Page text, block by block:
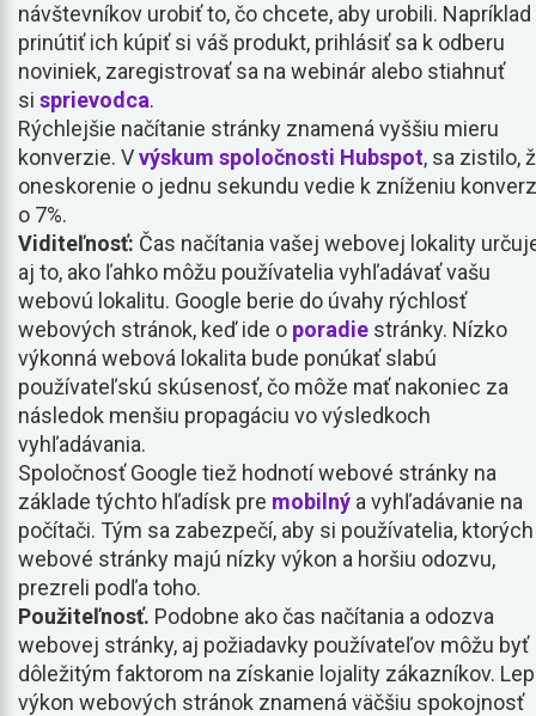
návštevníkov urobiť to, čo chcete, aby urobili. Napríklad
prinútiť ich kúpiť si váš produkt, prihlásiť sa k odberu
noviniek, zaregistrovať sa na webinár alebo stiahnuť
si sprievodca.
Rýchlejšie načítanie stránky znamená vyššiu mieru
konverzie. Vvýskum spoločnosti Hubspot, sa zistilo,
oneskorenie o jednu sekundu vedie k zníženiu
o 7%.
Viditeľnosť: Čas načítania vašej webovej lokality
aj to, ako ľahko môžu používatelia vyhľadávať vašu
webovú lokalitu. Google berie do úvahy rýchlosť
webových stránok, keď ide o poradie stránky. Nízko
výkonná webová lokalita bude ponúkať slabú
používateľskú skúsenosť, čo môže mať nakoniec za
následok menšiu propagáciu vo výsledkoch
vyhľadávania.
Spoločnosť Google tiež hodnotí webové stránky na
základe týchto hľadísk pre mobilný a vyhľadávanie na
počítači. Tým sa zabezpečí, aby si používatelia, ktorých
webové stránky majú nízky výkon a horšiu odozvu,
prezreli podľa toho.
Použiteľnosť. Podobne ako čas načítania a odozva
webovej stránky, aj požiadavky používateľov môžu byť
dôležitým faktorom na získanie lojality zákazníkov.
výkon webových stránok znamená väčšiu spokojnosť